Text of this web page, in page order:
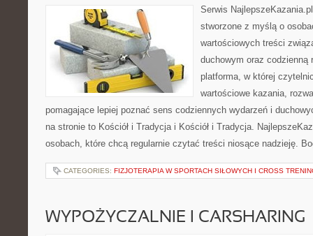
Serwis
stworzone z myślą o
wartościowych treści
duchowym oraz codzienną
platforma, w której
wartościowe kazania,
pomagające lepiej poznać sens codziennych wydarzeń i
na stronie to Kościół i Tradycja i Kościół i Tradycja.
osobach, które chcą regularnie czytać treści niosące nadzieję.
CATEGORIES: FIZJOTERAPIA W SPORTACH SIŁOWYCH I CROSS
WYPOŻYCZALNIE I CARSHARING